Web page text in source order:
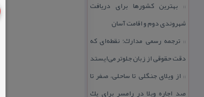
:: بهترین كشورها برای دریافت
شهروندی دوم و اقامت آسان
:: ترجمه رسمی مدارك؛ نقطه‌ای كه
دقت حقوقی از زبان جلوتر می‌ایستد
:: از ویلای جنگلی تا ساحلی، صفر تا
صد اجاره ویلا در رامسر برای یك